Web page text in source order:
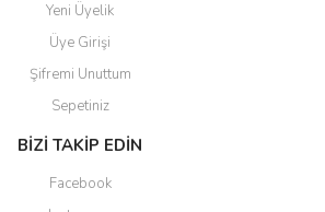
Yeni Üyelik
Üye Girişi
Şifremi Unuttum
Sepetiniz
BİZİ TAKİP EDİN
Facebook